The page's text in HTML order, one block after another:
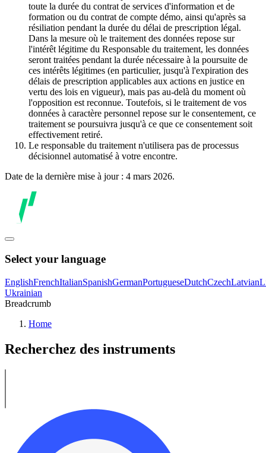
toute la durée du contrat de services d'information et de
formation ou du contrat de compte démo, ainsi qu'après sa
résiliation pendant la durée du délai de prescription légal.
Dans la mesure où le traitement des données repose sur
l'intérêt légitime du Responsable du traitement, les données
seront traitées pendant la durée nécessaire à la poursuite de
ces intérêts légitimes (en particulier, jusqu'à l'expiration des
délais de prescription applicables aux actions en justice en
vertu des lois en vigueur), mais pas au-delà du moment où
l'opposition est reconnue. Toutefois, si le traitement de vos
données à caractère personnel repose sur le consentement, ce
traitement se poursuivra jusqu'à ce que ce consentement soit
effectivement retiré.
Le responsable du traitement n'utilisera pas de processus
décisionnel automatisé à votre encontre.
Date de la dernière mise à jour : 4 mars 2026.
Select your language
EnglishFrenchItalianSpanishGermanPortugueseDutchCzechLatvian
Ukrainian
Breadcrumb
Home
Recherchez des instruments